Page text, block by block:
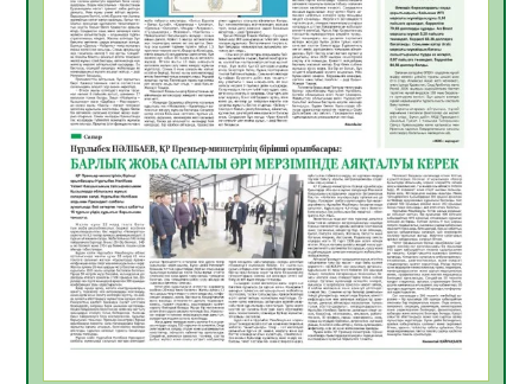
АПВ вакцинасы туралы мәлімет
06.08.2026
33
Open Air: Қызылорда облысы полиция
департаменті 20 мыңнан астам
көрерменнің қауіпсіздігін қамтамасыз етті
06.08.2026
44
ҚЫЗЫЛОРДАДА «САНАЛЫ ҰРПАҚ –
ЖАРҚЫН БОЛАШАҚ» АТТЫ КЕҢЕЙТІЛГЕН
МӘЖІЛІС ӨТТІ
05.08.2026
45
Қазақстан Орталық Азиядағы көшуге ең